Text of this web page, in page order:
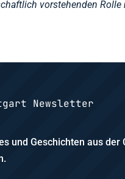
vorstehenden
Newsletter
und Geschichten aus